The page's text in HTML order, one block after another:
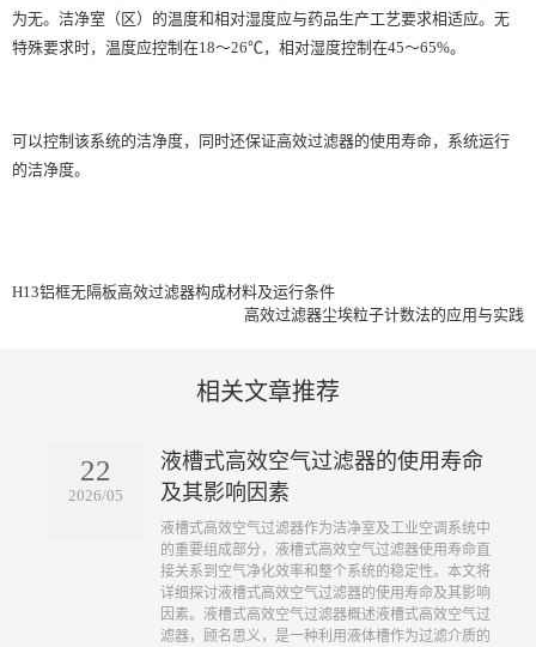
为无。洁净室（区）的温度和相对湿度应与药品生产工艺要求相适应。无
特殊要求时，温度应控制在18～26℃，相对湿度控制在45～65%。
可以控制该系统的洁净度，同时还保证高效过滤器的使用寿命，系统运行
的洁净度。
H13铝框无隔板高效过滤器构成材料及运行条件
高效过滤器尘埃粒子计数法的应用与实践
相关文章推荐
22
2026/05
液槽式高效空气过滤器的使用寿命
及其影响因素
​液槽式高效空气过滤器作为洁净室及工业空调系统中
的重要组成部分，液槽式高效空气过滤器使用寿命直
接关系到空气净化效率和整个系统的稳定性。本文将
详细探讨液槽式高效空气过滤器的使用寿命及其影响
因素。液槽式高效空气过滤器概述液槽式高效空气过
滤器，顾名思义，是一种利用液体槽作为过滤介质的